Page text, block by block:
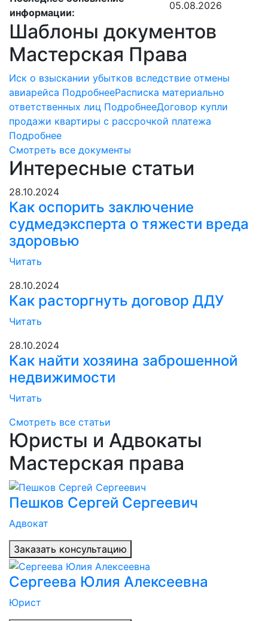
информации:
05.08.2026
Шаблоны документов
Мастерская Права
Иск о взыскании убытков вследствие отмены
авиарейса ПодробнееРасписка материально
ответственных лиц ПодробнееДоговор купли
продажи квартиры с рассрочкой платежа
Подробнее
Смотреть все документы
Интересные статьи
28.10.2024
Как оспорить заключение
судмедэксперта о тяжести вреда
здоровью
Читать
28.10.2024
Как расторгнуть договор ДДУ
Читать
28.10.2024
Как найти хозяина заброшенной
недвижимости
Читать
Смотреть все статьи
Юристы и Адвокаты
Мастерская права
Пешков Сергей Сергеевич
Адвокат
Заказать консультацию
Сергеева Юлия Алексеевна
Юрист